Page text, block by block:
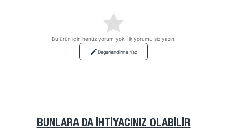
Bu ürün için henüz yorum yok. İlk yorumu siz yazın!
Değerlendirme Yaz
BUNLARA DA İHTIYACINIZ OLABILIR